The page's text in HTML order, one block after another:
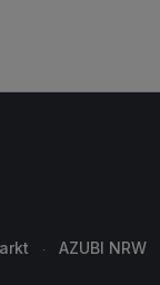
AZUBI NRW